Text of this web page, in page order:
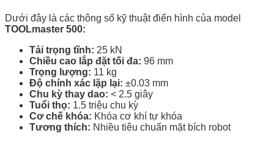
Dưới đây là các thông số kỹ thuật điển hình của model
TOOLmaster 500:
Tải trọng tĩnh: 25 kN
Chiều cao lắp đặt tối đa: 96 mm
Trọng lượng: 11 kg
Độ chính xác lặp lại: ±0.03 mm
Chu kỳ thay dao: < 2.5 giây
Tuổi thọ: 1.5 triệu chu kỳ
Cơ chế khóa: Khóa cơ khí tự khóa
Tương thích: Nhiều tiêu chuẩn mặt bích robot